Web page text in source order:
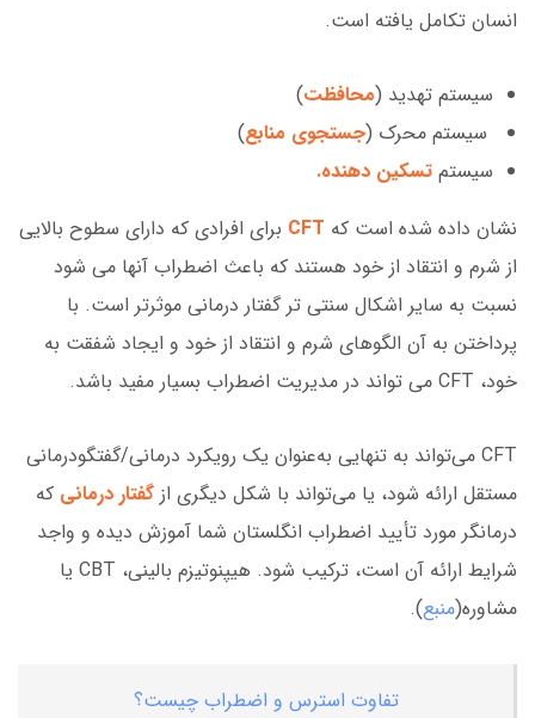
انسان تکامل یافته است.
سیستم تهدید (محافظت)
سیستم محرک (جستجوی منابع)
سیستم تسکین دهنده.
نشان داده شده است که
برای افرادی که دارای سطوح بالایی
از شرم و انتقاد از خود هستند که باعث اضطراب آنها می شود
نسبت به سایر اشکال سنتی تر گفتار درمانی موثرتر است. با
پرداختن به آن الگوهای شرم و انتقاد از خود و ایجاد شفقت به
خود، CFT می تواند در مدیریت اضطراب بسیار مفید باشد.
CFT می‌تواند به تنهایی به‌عنوان یک رویکرد درمانی/گفتگودرمانی
مستقل ارائه شود، یا می‌تواند با شکل دیگری از گفتار درمانی که
درمانگر مورد تأیید اضطراب انگلستان شما آموزش دیده و واجد
شرایط ارائه آن است، ترکیب شود. هیپنوتیزم بالینی، CBT یا
مشاوره(منبع).
تفاوت استرس و اضطراب چیست؟